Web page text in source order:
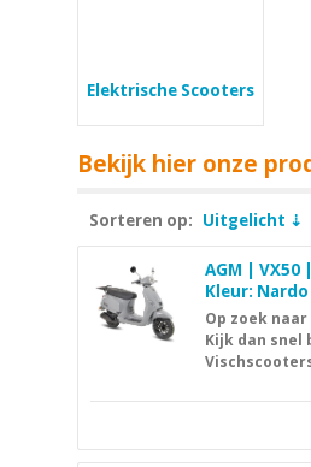
Elektrische Scooters
Bekijk hier onze
Sorteren op: Uitgelicht
AGM | VX50
Kleur: Nardo
Op zoek
Kijk dan snel